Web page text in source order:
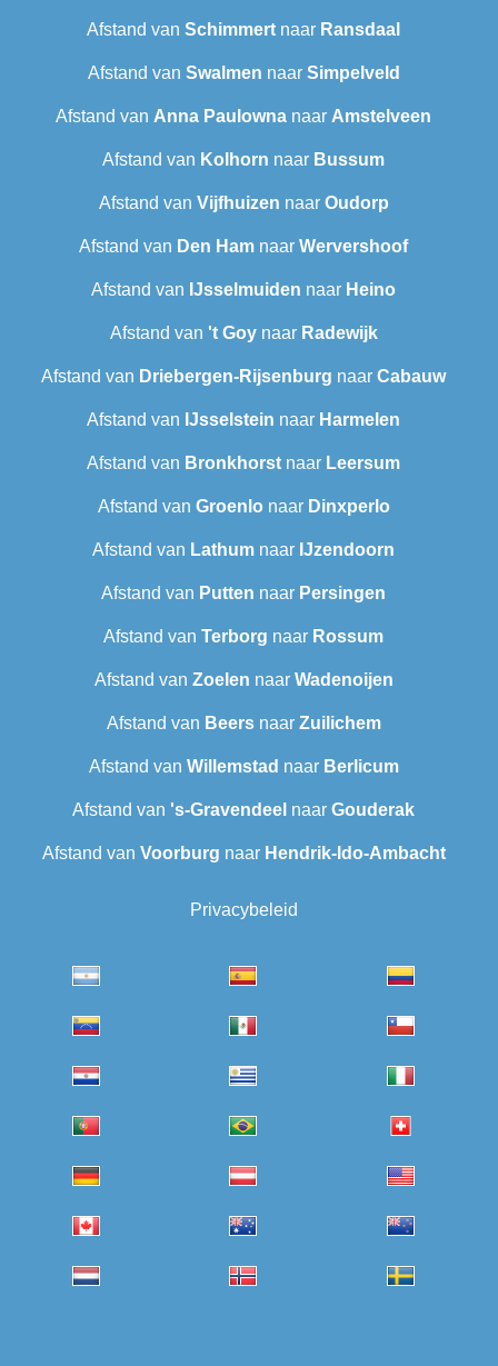
Afstand van Schimmert naar Ransdaal
Afstand van Swalmen naar Simpelveld
Afstand van Anna Paulowna naar Amstelveen
Afstand van Kolhorn naar Bussum
Afstand van Vijfhuizen naar Oudorp
Afstand van Den Ham naar Wervershoof
Afstand van IJsselmuiden naar Heino
Afstand van 't Goynaar Radewijk
Afstand van Driebergen-Rijsenburg naar Cabauw
Afstand van IJsselstein naar Harmelen
Afstand van Bronkhorst naar Leersum
Afstand van Groenlo naar Dinxperlo
Afstand van Lathum naar IJzendoorn
Afstand van Putten naar Persingen
Afstand van Terborg naar Rossum
Afstand van Zoelen naar Wadenoijen
Afstand van Beersnaar Zuilichem
Afstand van Willemstad naar Berlicum
Afstand van 's-Gravendeel naar Gouderak
Afstand van Voorburg naar Hendrik-Ido-Ambacht
Privacybeleid